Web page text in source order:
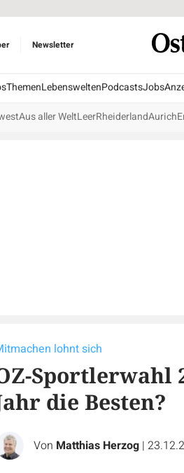
Newsletter
ThemenLebensweltenPodcastsJobs
Aus aller WeltLeerRheiderlandAurich
lohnt sich
Sportlerwahl
die Besten?
Von Matthias Herzog |